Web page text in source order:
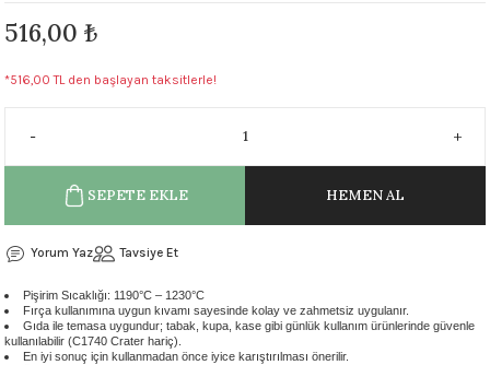
1305 °C
°C
1046 °C
- 1046 °C
516,00 ₺
*516,00 TL den başlayan taksitlerle!
SEPETE EKLE HEMEN AL
Yorum Yaz Tavsiye Et
Pişirim Sıcaklığı: 1190°C – 1230°C
Fırça kullanımına uygun kıvamı sayesinde kolay ve zahmetsiz uygulanır.
Gıda ile temasa uygundur; tabak, kupa, kase gibi günlük kullanım ürünlerinde güvenle
kullanılabilir (C1740 Crater hariç).
En iyi sonuç için kullanmadan önce iyice karıştırılması önerilir.